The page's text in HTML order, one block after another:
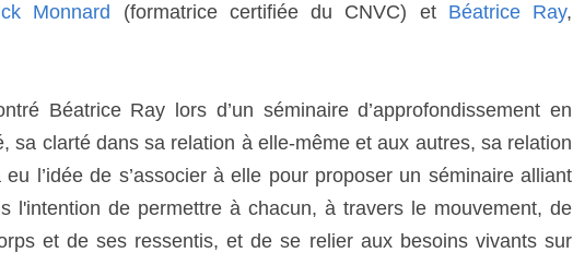
Monnard (formatrice certifiée du CNVC) et Béatrice Ray,
Béatrice Ray lors d’un séminaire d’approfondissement en
sa clarté dans sa relation à elle-même et aux autres, sa relation
l’idée de s’associer à elle pour proposer un séminaire alliant
l'intention de permettre à chacun, à travers le mouvement, de
et de ses ressentis, et de se relier aux besoins vivants sur